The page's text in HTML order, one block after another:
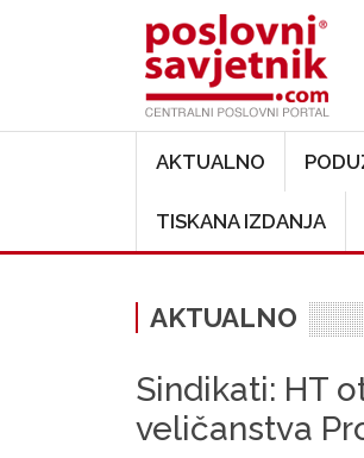
AKTUALNO
TISKANA IZDANJA
AKTUALNO
Sindikati: HT
veličanstva